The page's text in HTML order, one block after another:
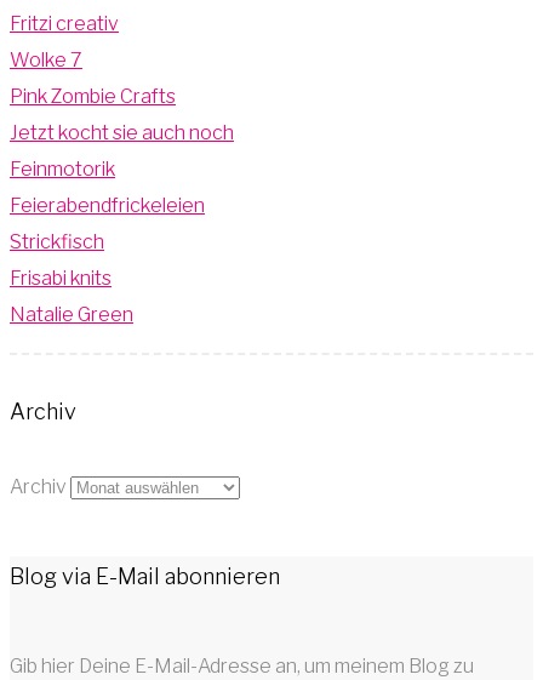
Fritzi creativ
Wolke 7
Pink Zombie Crafts
Jetzt kocht sie auch noch
Feinmotorik
Feierabendfrickeleien
Strickfisch
Frisabi knits
Natalie Green
Archiv
Archiv
Blog via E-Mail abonnieren
Gib hier Deine E-Mail-Adresse an, um meinem Blog zu